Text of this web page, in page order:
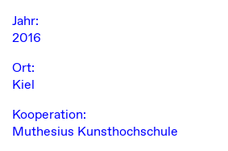
Jahr:
2016
Ort:
Kiel
Kooperation:
Muthesius Kunsthochschule